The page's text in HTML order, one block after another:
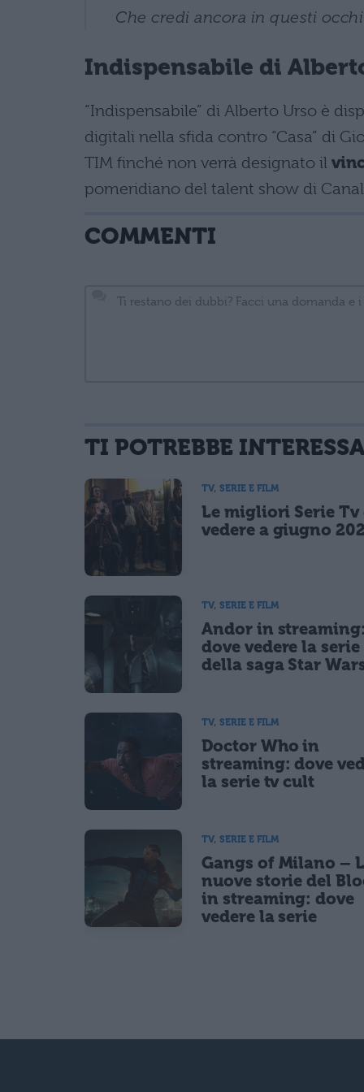
Che credi ancora in questi
Indispensabile di
“Indispensabile” di Alberto Urso è
digitali nella sfida contro “Casa” di
TIM finché non verrà designato il
pomeridiano del talent show di
COMMENTI
informativa privacy
. Pubblicando questo commento dai il consenso
Ho letto e acconsento l' informativasulla privacy
Acconsento all'uso dei miei dati da parte di terzi per
CONFERMA E PUBBLICA
TI POTREBBE
TV, SERIE E FILM
Le migliori Serie Tv
vedere a giugno
TV, SERIE E FILM
Andor in streaming:
dove vedere la
della saga Star
TV, SERIE E FILM
Doctor Who in
streaming: dove
la serie tv cult
TV, SERIE E FILM
Gangs of Milano –
nuove storie del
in streaming: dove
vedere la serie